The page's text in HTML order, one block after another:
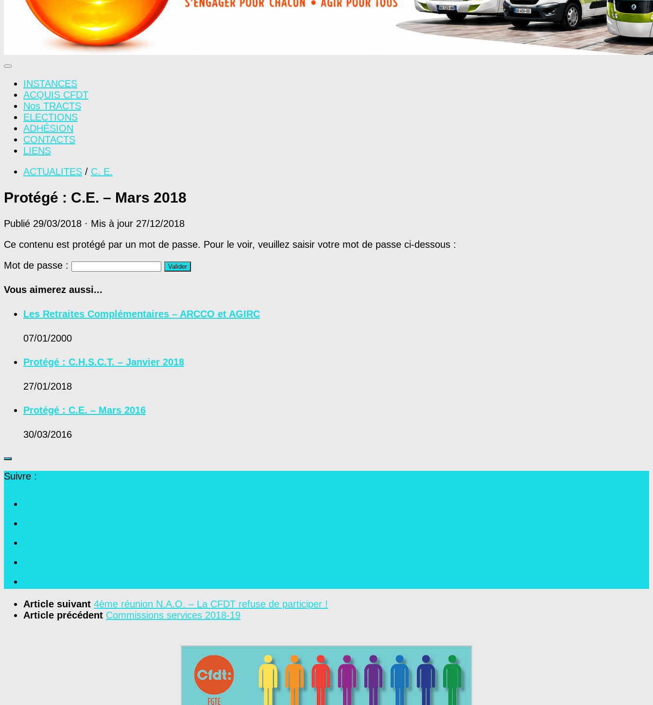
INSTANCES
ACQUIS CFDT
Nos TRACTS
ELECTIONS
ADHÉSION
CONTACTS
LIENS
ACTUALITES / C. E.
Protégé : C.E. – Mars 2018
Publié 29/03/2018 · Mis à jour 27/12/2018
Ce contenu est protégé par un mot de passe. Pour le voir, veuillez saisir votre mot de passe ci-dessous :
Mot de passe :
Vous aimerez aussi...
Les Retraites Complémentaires – ARCCO et AGIRC
07/01/2000
Protégé : C.H.S.C.T. – Janvier 2018
27/01/2018
Protégé : C.E. – Mars 2016
30/03/2016
Suivre :
Article suivant 4ème réunion N.A.O. – La CFDT refuse de participer !
Article précédent Commissions services 2018-19